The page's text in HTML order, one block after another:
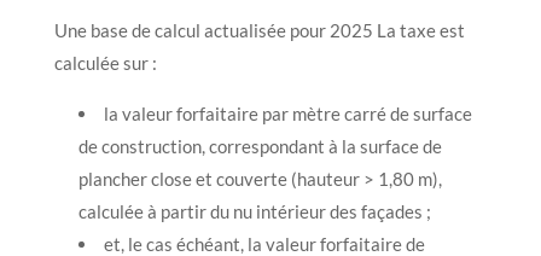
Une base de calcul actualisée pour 2025 La taxe est
calculée sur :
la valeur forfaitaire par mètre carré de surface
de construction, correspondant à la surface de
plancher close et couverte (hauteur > 1,80 m),
calculée à partir du nu intérieur des façades ;
et, le cas échéant, la valeur forfaitaire de